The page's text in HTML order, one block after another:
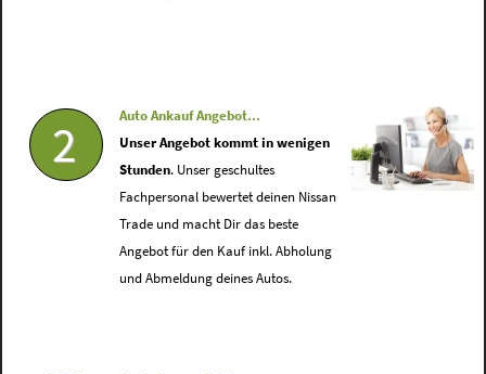
2
Auto Ankauf Angebot...
Unser Angebot kommt in wenigen
Stunden. Unser geschultes
Fachpersonal bewertet deinen Nissan
Trade und macht Dir das beste
Angebot für den Kauf inkl. Abholung
und Abmeldung deines Autos.